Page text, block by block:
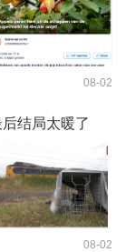
08-02
结局太暖了
08-02